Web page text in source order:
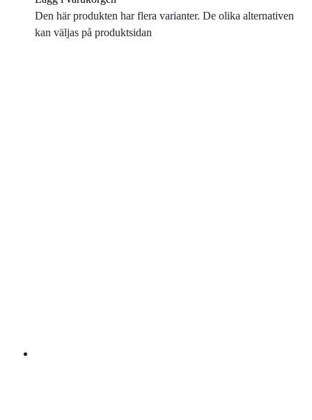
Den här produkten har flera varianter. De olika alternativen
kan väljas på produktsidan